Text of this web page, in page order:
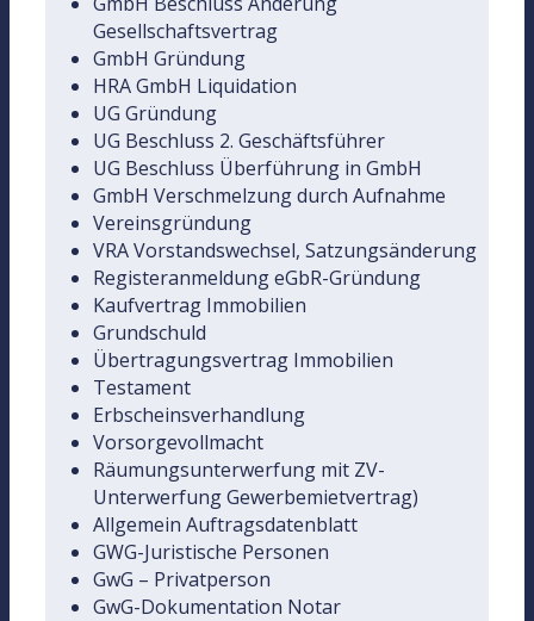
Gesellschaftsvertrag
GmbH Gründung
HRA GmbH Liquidation
UG Gründung
UG Beschluss 2. Geschäftsführer
UG Beschluss Überführung in GmbH
GmbH Verschmelzung durch Aufnahme
Vereinsgründung
VRA Vorstandswechsel, Satzungsänderung
Registeranmeldung eGbR-Gründung
Kaufvertrag Immobilien
Grundschuld
Übertragungsvertrag Immobilien
Testament
Erbscheinsverhandlung
Vorsorgevollmacht
Räumungsunterwerfung mit ZV-
Unterwerfung Gewerbemietvertrag)
Allgemein Auftragsdatenblatt
GWG-Juristische Personen
GwG – Privatperson
GwG-Dokumentation Notar